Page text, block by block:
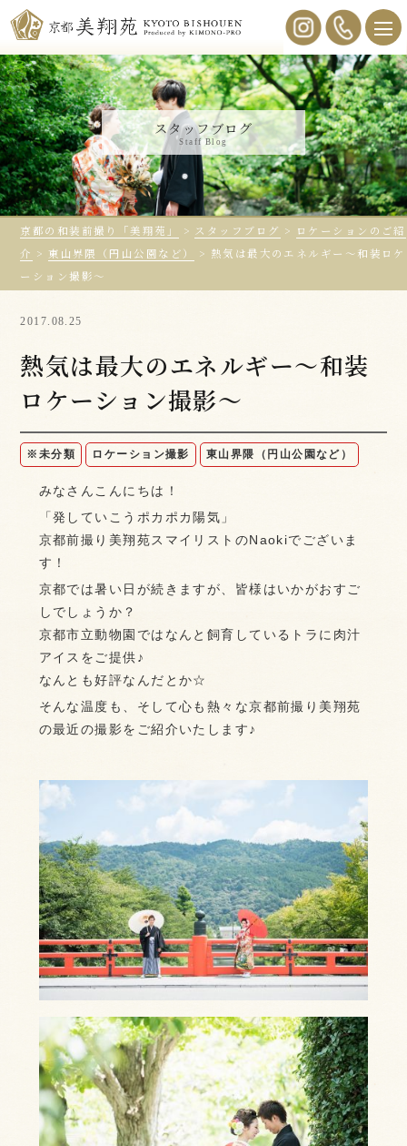
スタッフブログ
Staff Blog
京都の和装前撮り「美翔苑」 > スタッフブログ > ロケーションのご紹
介 >東山界隈（円山公園など） > 熱気は最大のエネルギー〜和装ロケ
ーション撮影〜
2017.08.25
熱気は最大のエネルギー〜和装
ロケーション撮影〜
※未分類 ロケーション撮影 東山界隈（円山公園など）
みなさんこんにちは！
「発していこうポカポカ陽気」
京都前撮り美翔苑スマイリストのNaokiでございま
す！
京都では暑い日が続きますが、皆様はいかがおすご
しでしょうか？
京都市立動物園ではなんと飼育しているトラに肉汁
アイスをご提供♪
なんとも好評なんだとか☆
そんな温度も、そして心も熱々な京都前撮り美翔苑
の最近の撮影をご紹介いたします♪